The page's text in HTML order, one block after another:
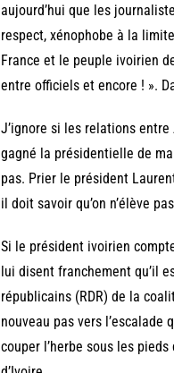
aujourd’hui que les
respect, xénophobe à la
France et le peuple ivoirien
entre officiels et encore ! ».
J’ignore si les relations
gagné la présidentielle de
pas. Prier le président
il doit savoir qu’on n’élève
Si le président ivoirien
lui disent franchement qu’il
républicains (RDR) de la
nouveau pas vers l’escalade
couper l’herbe sous les